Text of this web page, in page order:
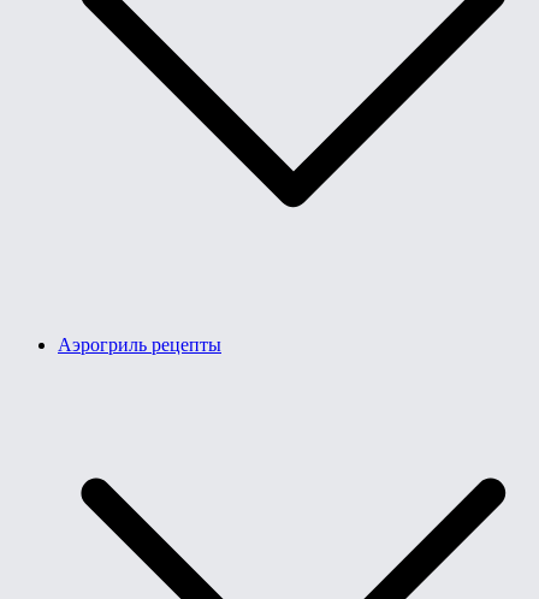
Аэрогриль рецепты